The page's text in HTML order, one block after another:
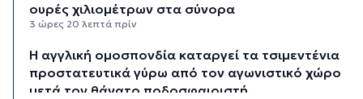
ουρές χιλιομέτρων στα σύνορα
3 ώρες 20 λεπτά πρίν
Η αγγλική ομοσπονδία καταργεί τα τσιμεντένια
προστατευτικά γύρω από τον αγωνιστικό χώρο
μετά τον θάνατο ποδοσφαιριστή